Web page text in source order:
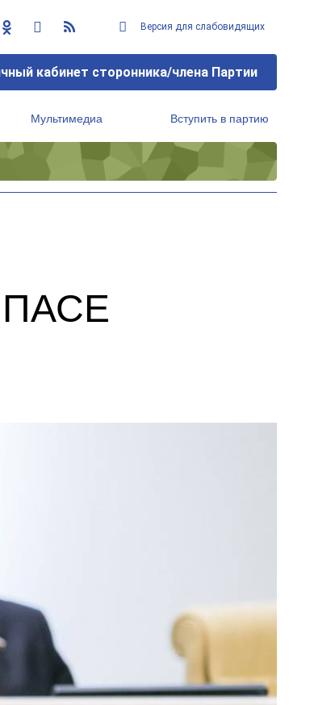
Версия для слабовидящих
кабинет сторонника/члена Партии
Мультимедиа Вступить в партию
ПАСЕ